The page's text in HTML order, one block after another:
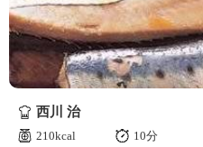
西川 治
210kcal
10分